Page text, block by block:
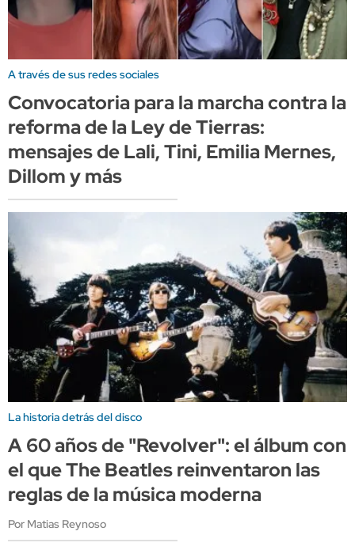
A través de sus redes sociales
Convocatoria para la marcha contra la
reforma de la Ley de Tierras:
mensajes de Lali, Tini, Emilia Mernes,
Dillom y más
La historia detrás del disco
A 60 años de "Revolver": el álbum con
el que The Beatles reinventaron las
reglas de la música moderna
Por Matias Reynoso